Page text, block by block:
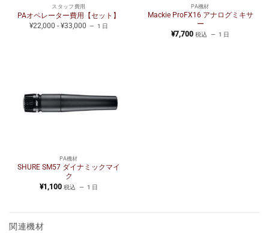
スタッフ費用
PAオペレーター費用【セット】
¥22,000 - ¥33,000
1 日
PA機材
Mackie ProFX16 アナログミキサ
ー
¥7,700 税込 1 日
PA機材
SHURE SM57 ダイナミックマイ
ク
¥1,100 税込 1 日
関連機材